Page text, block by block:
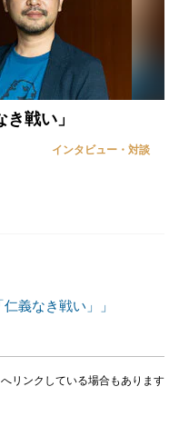
戦い」
インタビュー・対談
義なき戦い」」
リンクしている場合もあります